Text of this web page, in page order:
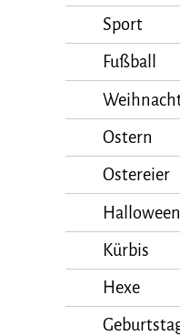
Sport
Fußball
Ostern
Ostereier
Halloween
Kürbis
Hexe